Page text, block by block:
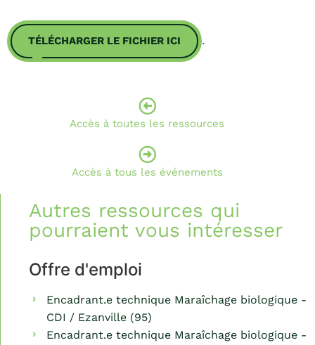
TÉLÉCHARGER LE FICHIER ICI .
Accès à toutes les ressources
Accès à tous les événements
Autres ressources qui
pourraient vous intéresser
Offre d'emploi
Encadrant.e technique Maraîchage biologique -
CDI / Ezanville (95)
Encadrant.e technique Maraîchage biologique -